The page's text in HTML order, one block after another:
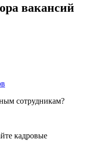
вакансий
сотрудникам?
кадровые